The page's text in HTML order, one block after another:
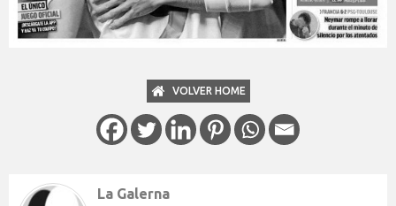
VOLVER HOME
La Galerna